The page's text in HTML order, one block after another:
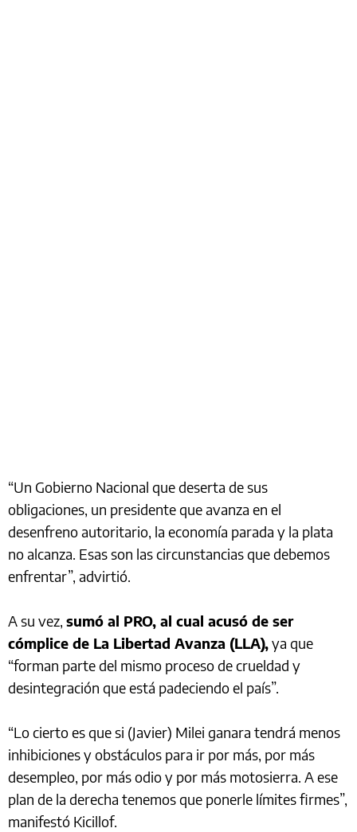
“Un Gobierno Nacional que deserta de sus
obligaciones, un presidente que avanza en el
desenfreno autoritario, la economía parada y la plata
no alcanza. Esas son las circunstancias que debemos
enfrentar”, advirtió.
A su vez, sumó al PRO, al cual acusó de ser
cómplice de La Libertad Avanza (LLA),ya que
“forman parte del mismo proceso de crueldad y
desintegración que está padeciendo el país”.
“Lo cierto es que si (Javier) Milei ganara tendrá menos
inhibiciones y obstáculos para ir por más, por más
desempleo, por más odio y por más motosierra. A ese
plan de la derecha tenemos que ponerle límites firmes”,
manifestó Kicillof.